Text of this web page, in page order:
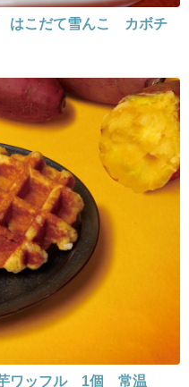
こだて雪んこ カボチ
ワッフル 1個 常温